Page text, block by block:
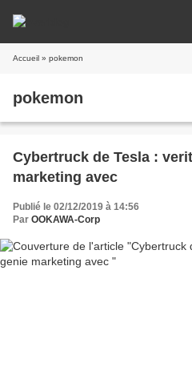
Accueil » pokemon
pokemon
Cybertruck de Tesla :
marketing avec
Publié le 02/12/2019 à 14:56
Par OOKAWA-Corp